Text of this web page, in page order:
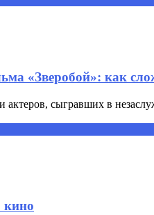
«Зверобой»: как
актеров, сыгравших в
кино